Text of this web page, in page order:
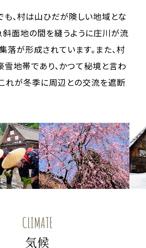
、村は山ひだが険しい地域とな
斜面地の間を縫うように庄川が流
落が形成されています。また、村
地帯であり、かつて秘境と言わ
れが冬季に周辺との交流を遮断
CLIMATE
気候